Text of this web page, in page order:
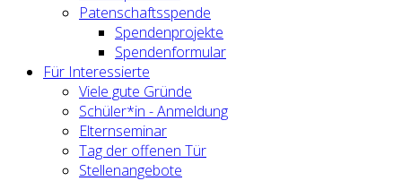
Patenschaftsspende
Spendenprojekte
Spendenformular
Für Interessierte
Viele gute Gründe
Schüler*in - Anmeldung
Elternseminar
Tag der offenen Tür
Stellenangebote